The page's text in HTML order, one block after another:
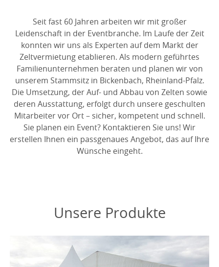
Seit fast 60 Jahren arbeiten wir mit großer
Leidenschaft in der Eventbranche. Im Laufe der Zeit
konnten wir uns als Experten auf dem Markt der
Zeltvermietung etablieren. Als modern geführtes
Familienunternehmen beraten und planen wir von
unserem Stammsitz in Bickenbach, Rheinland-Pfalz.
Die Umsetzung, der Auf- und Abbau von Zelten sowie
deren Ausstattung, erfolgt durch unsere geschulten
Mitarbeiter vor Ort – sicher, kompetent und schnell.
Sie planen ein Event? Kontaktieren Sie uns! Wir
erstellen Ihnen ein passgenaues Angebot, das auf Ihre
Wünsche eingeht.
Unsere Produkte